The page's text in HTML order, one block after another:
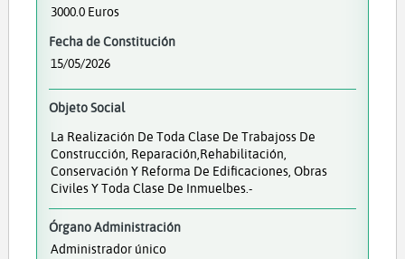
3000.0 Euros
Fecha de Constitución
15/05/2026
Objeto Social
La Realización De Toda Clase De Trabajoss De
Construcción, Reparación,rehabilitación,
Conservación Y Reforma De Edificaciones, Obras
Civiles Y Toda Clase De Inmuelbes.-
Órgano Administración
Administrador único